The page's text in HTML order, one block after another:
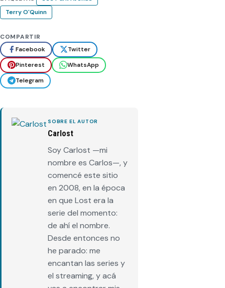
Terry O'Quinn
COMPARTIR
Facebook
Twitter
Pinterest
WhatsApp
Telegram
SOBRE EL AUTOR
Carlost
Soy Carlost —mi
nombre es Carlos—, y
comencé este sitio
en 2008, en la época
en que Lost era la
serie del momento:
de ahí el nombre.
Desde entonces no
he parado: me
encantan las series y
el streaming, y acá